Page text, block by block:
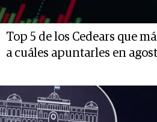
Top 5 de los Cedears que
a cuáles apuntarles en